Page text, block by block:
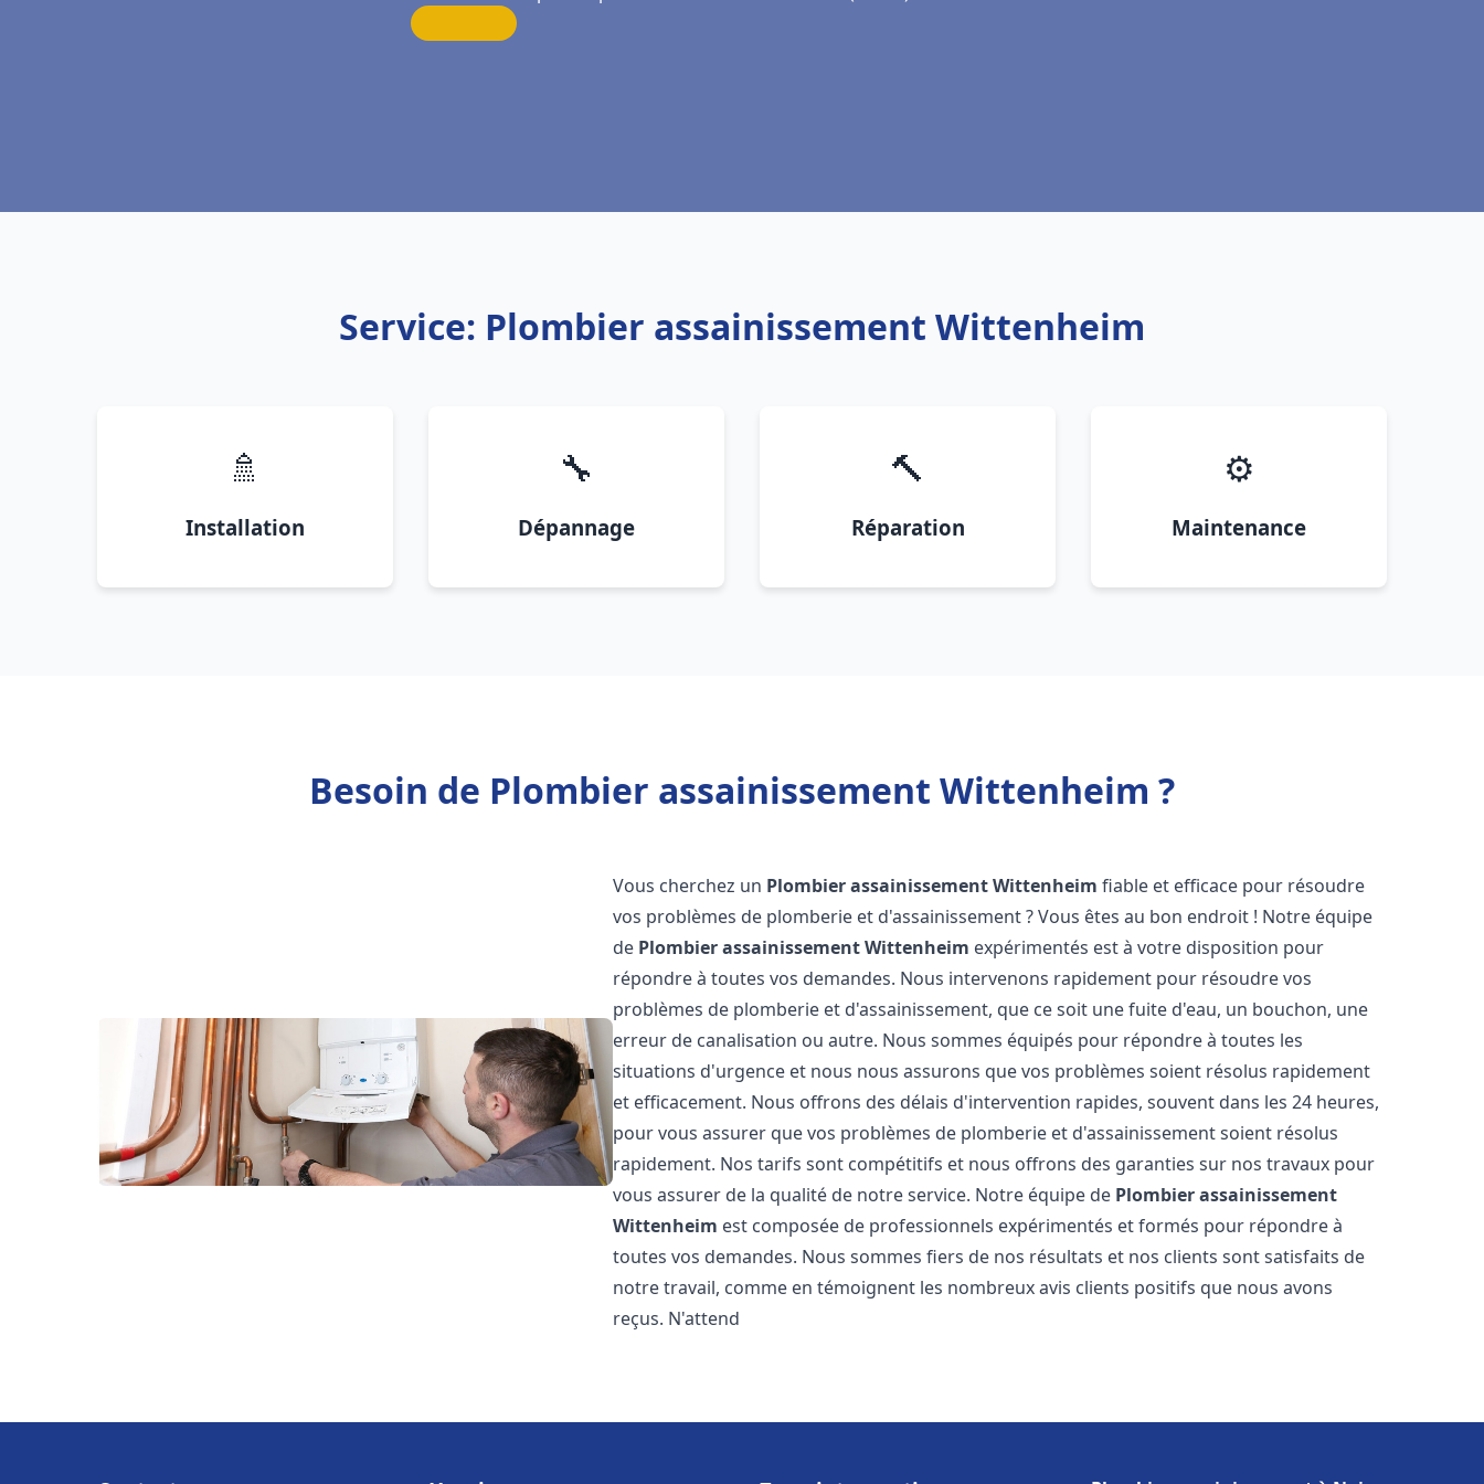
Service: Plombier assainissement Wittenheim
🚿
Installation
🔧
Dépannage
🔨
Réparation
⚙️
Maintenance
Besoin de Plombier assainissement Wittenheim ?
Vous cherchez un Plombier assainissementWittenheim fiable et efficace pour résoudre
vos problèmes de plomberie et d'assainissement ? Vous êtes au bon endroit ! Notre équipe
de Plombier assainissementWittenheim expérimentés est à votre disposition pour
répondre à toutes vos demandes. Nous intervenons rapidement pour résoudre vos
problèmes de plomberie et d'assainissement, que ce soit une fuite d'eau, un bouchon, une
erreur de canalisation ou autre. Nous sommes équipés pour répondre à toutes les
situations d'urgence et nous nous assurons que vos problèmes soient résolus rapidement
et efficacement. Nous offrons des délais d'intervention rapides, souvent dans les 24 heures,
pour vous assurer que vos problèmes de plomberie et d'assainissement soient résolus
rapidement. Nos tarifs sont compétitifs et nous offrons des garanties sur nos travaux pour
vous assurer de la qualité de notre service. Notre équipe de Plombier assainissement
Wittenheim est composée de professionnels expérimentés et formés pour répondre à
toutes vos demandes. Nous sommes fiers de nos résultats et nos clients sont satisfaits de
notre travail, comme en témoignent les nombreux avis clients positifs que nous avons
reçus. N'attend